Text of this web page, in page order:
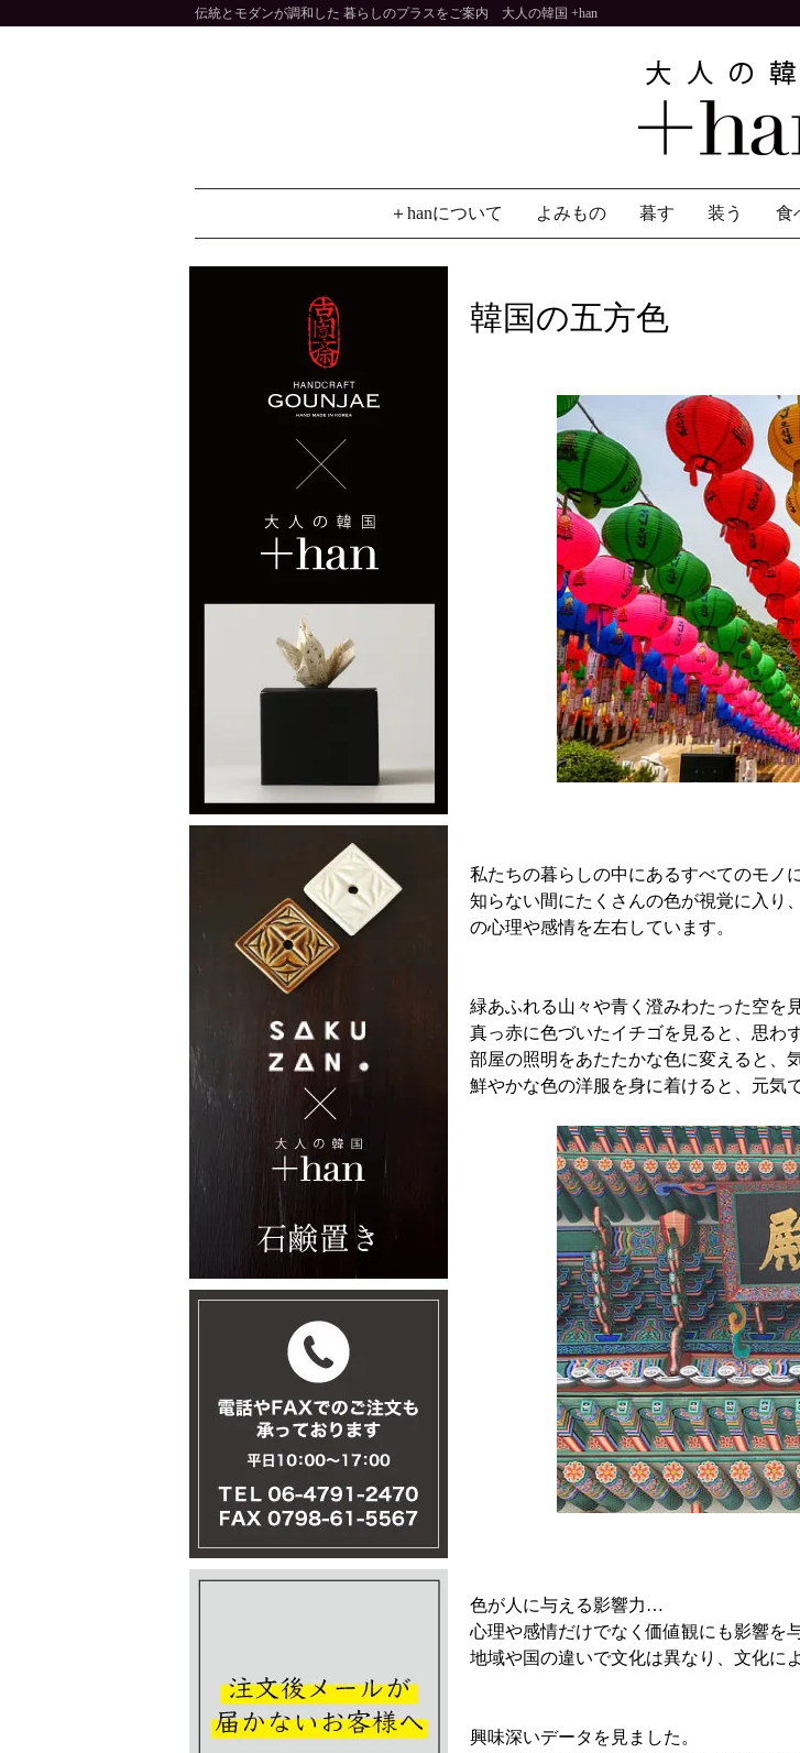
伝統とモダンが調和した 暮らしのプラスをご案内 大人の韓国 +han
＋hanについて よみもの 暮す 装う 食
韓国の五方色
私たちの暮らしの中にあるすべてのモノ
知らない間にたくさんの色が視覚に入り
の心理や感情を左右しています。
緑あふれる山々や青く澄みわたった空を
真っ赤に色づいたイチゴを見ると、思わ
部屋の照明をあたたかな色に変えると、
鮮やかな色の洋服を身に着けると、元気
色が人に与える影響力…
心理や感情だけでなく価値観にも影響を
地域や国の違いで文化は異なり、文化に
興味深いデータを見ました。